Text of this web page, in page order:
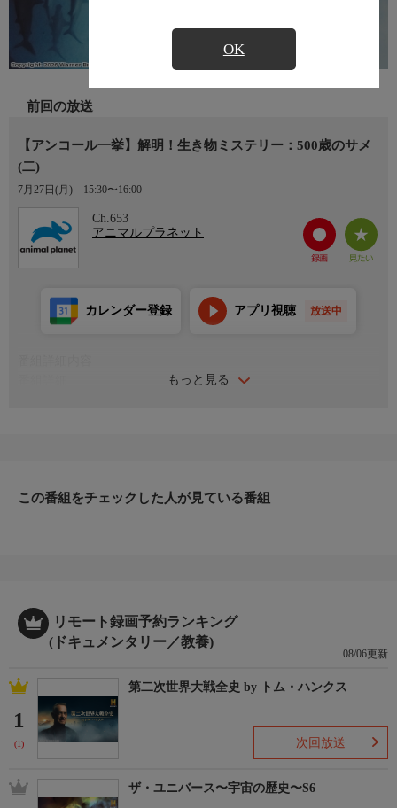
OK
前回の放送
【アンコール一挙】解明！生き物ミステリー：500歳のサメ
(二)
7月27日(月) 15:30〜16:00
Ch.653
アニマルプラネット
もっと見る
カレンダー登録 アプリ視聴 放送中
た500歳のサメかもしれない。
この番組をチェックした人が見ている番組
リモート録画予約ランキング
(ドキュメンタリー／教養)
08/06更新
1
(1)
第二次世界大戦全史 by トム・ハンクス
次回放送
ザ・ユニバース〜宇宙の歴史〜S6